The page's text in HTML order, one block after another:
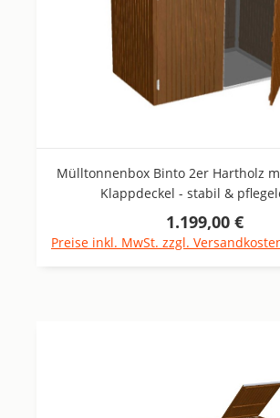
Mülltonnenbox Binto 2er Hartholz
Klappdeckel - stabil &
Regulärer Preis:
1.199,00 €
Preise inkl. MwSt. zzgl.